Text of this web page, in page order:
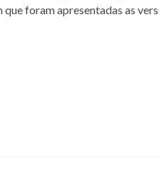
foram apresentadas as